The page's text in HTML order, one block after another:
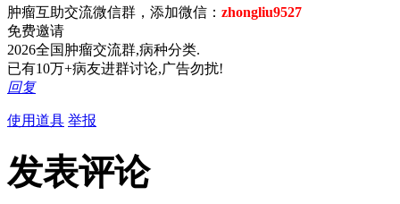
肿瘤互助交流微信群，添加微信： zhongliu9527
免费邀请
2026全国肿瘤交流群,病种分类.
已有10万+病友进群讨论,广告勿扰!
回复
使用道具 举报
发表评论